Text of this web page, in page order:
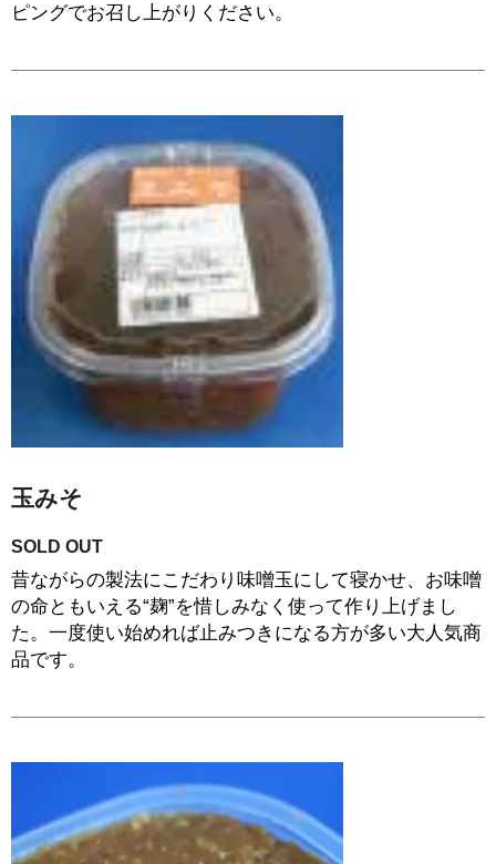
ピングでお召し上がりください。
玉みそ
SOLD OUT
昔ながらの製法にこだわり味噌玉にして寝かせ、お味噌
の命ともいえる“麹”を惜しみなく使って作り上げまし
た。一度使い始めれば止みつきになる方が多い大人気商
品です。